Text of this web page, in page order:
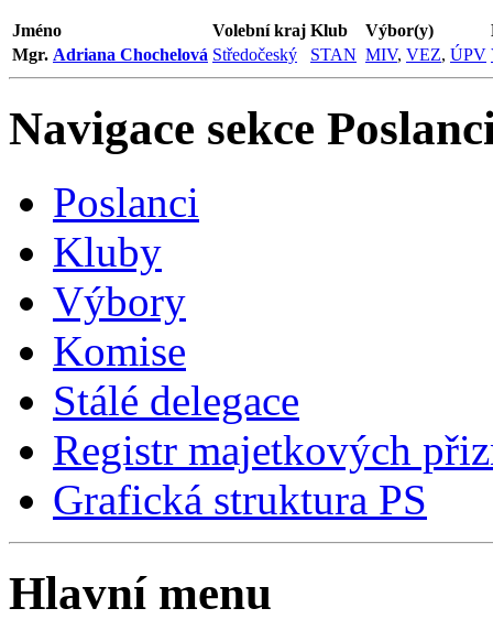
Jméno Volební kraj Klub Výbor(y)
Mgr. Adriana Chochelová Středočeský STAN MIV, VEZ, ÚPV
Navigace sekce
Poslanci
Kluby
Výbory
Komise
Stálé delegace
Registr majetkových
Grafická struktura PS
Hlavní menu